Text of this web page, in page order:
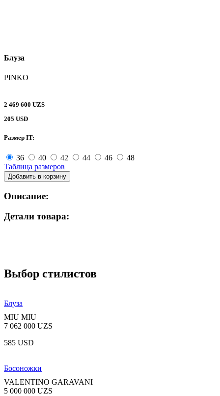
Блуза
PINKO
2 469 600 UZS
205 USD
Размер IT:
36 40 42 44 46
48
Таблица размеров
Добавить в корзину
Описание:
Детали товара:
Выбор стилистов
Блуза
MIU MIU
7 062 000 UZS
585 USD
Босоножки
VALENTINO GARAVANI
5 000 000 UZS